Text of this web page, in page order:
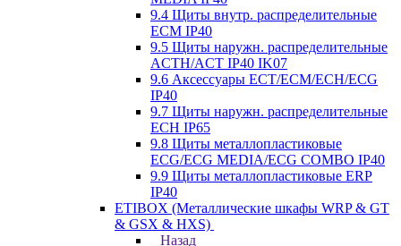
9.4 Щиты внутр. распределительные
ECМ IP40
9.5 Щиты наружн. распределительные
ACTH/ACT IP40 IK07
9.6 Аксессуары ECT/ECM/ECH/ECG
IP40
9.7 Щиты наружн. распределительные
ECH IP65
9.8 Щиты металлопластиковые
ECG/ECG MEDIA/ECG COMBO IP40
9.9 Щиты металлопластиковые ERP
IP40
ETIBOX (Металлические шкафы WRP & GT
& GSX & HXS)
Назад